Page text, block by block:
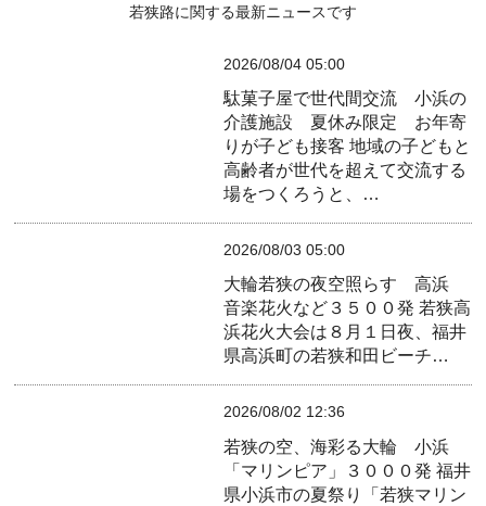
若狭路に関する最新ニュースです
2026/08/04 05:00
駄菓子屋で世代間交流 小浜の
介護施設 夏休み限定 お年寄
りが子ども接客 地域の子どもと
高齢者が世代を超えて交流する
場をつくろうと、…
2026/08/03 05:00
大輪若狭の夜空照らす 高浜
音楽花火など３５００発 若狭高
浜花火大会は８月１日夜、福井
県高浜町の若狭和田ビーチ…
2026/08/02 12:36
若狭の空、海彩る大輪 小浜
「マリンピア」３０００発 福井
県小浜市の夏祭り「若狭マリン